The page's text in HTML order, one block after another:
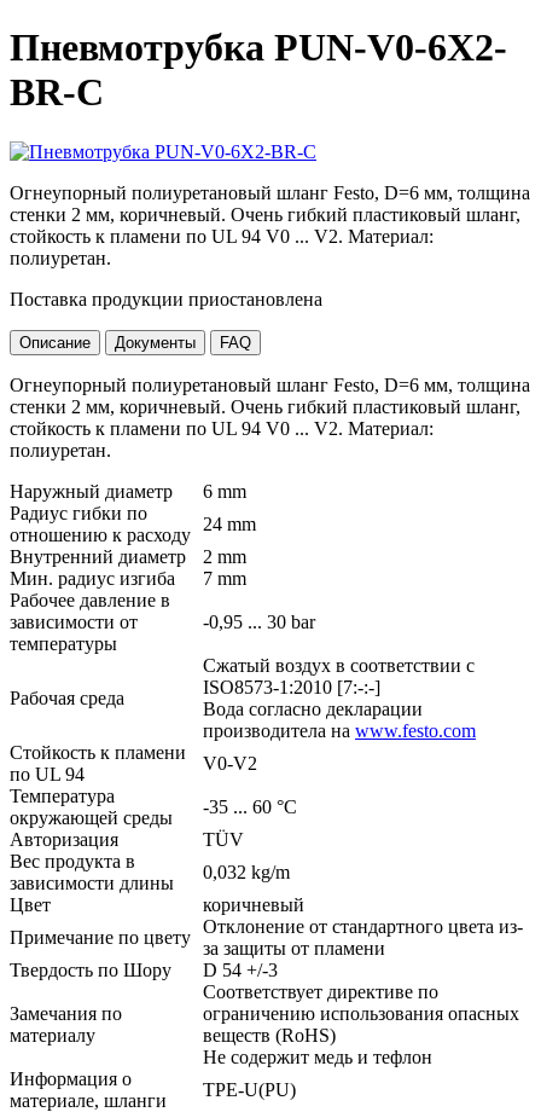
Пневмотрубка PUN-V0-6X2-
BR-C
Огнеупорный полиуретановый шланг Festo, D=6 мм, толщина
стенки 2 мм, коричневый. Очень гибкий пластиковый шланг,
стойкость к пламени по UL 94 V0 ... V2. Материал:
полиуретан.
Поставка продукции приостановлена
Описание Документы FAQ
Огнеупорный полиуретановый шланг Festo, D=6 мм, толщина
стенки 2 мм, коричневый. Очень гибкий пластиковый шланг,
стойкость к пламени по UL 94 V0 ... V2. Материал:
полиуретан.
Наружный диаметр
6 mm
Радиус гибки по
отношению к расходу
24 mm
Внутренний диаметр
2 mm
Мин. радиус изгиба
7 mm
Рабочее давление в
зависимости от
температуры
-0,95 ... 30 bar
Рабочая среда
Сжатый воздух в соответствии с
ISO8573-1:2010 [7:-:-]
Вода согласно декларации
производитела на www.festo.com
Стойкость к пламени
по UL 94
V0-V2
Температура
окружающей среды
-35 ... 60 °C
Авторизация
TÜV
Вес продукта в
зависимости длины
0,032 kg/m
Цвет
коричневый
Примечание по цвету
Отклонение от стандартного цвета из-
за защиты от пламени
Твердость по Шору
D 54 +/-3
Замечания по
материалу
Соответствует директиве по
ограничению использования опасных
веществ (RoHS)
Не содержит медь и тефлон
Информация о
материале, шланги
TPE-U(PU)